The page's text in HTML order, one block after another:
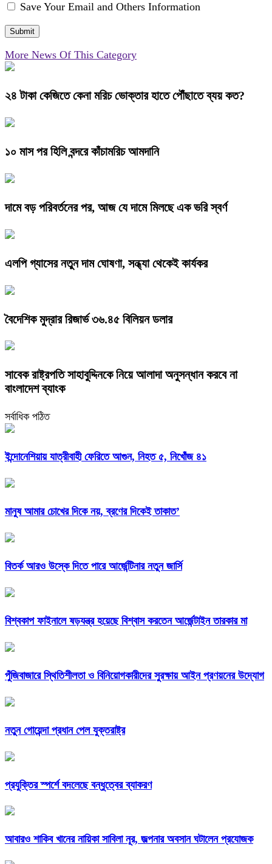
Save Your Email and Others Information
More News Of This Category
২৪ টাকা কেজিতে কেনা মরিচ ভোক্তার হাতে পৌঁছাতে ব্যয় কত?
১০ মাস পর হিলি বন্দরে কাঁচামরিচ আমদানি
দামে বড় পরিবর্তনের পর, আজ যে দামে মিলছে এক ভরি স্বর্ণ
এলপি গ্যাসের নতুন দাম ঘোষণা, সন্ধ্যা থেকেই কার্যকর
বৈদেশিক মুদ্রার রিজার্ভ ৩৬.৪৫ বিলিয়ন ডলার
সাবেক রাষ্ট্রপতি সাহাবুদ্দিনকে নিয়ে আলাদা অনুসন্ধান করবে না
বাংলাদেশ ব্যাংক
সর্বাধিক পঠিত
ইন্দোনেশিয়ায় যাত্রীবাহী ফেরিতে আগুন, নিহত ৫, নিখোঁজ ৪১
মানুষ আমার চোখের দিকে নয়, ব্রণের দিকেই তাকাত’
বিতর্ক আরও উস্কে দিতে পারে আর্জেন্টিনার নতুন জার্সি
বিশ্বকাপ ফাইনালে ষড়যন্ত্র হয়েছে বিশ্বাস করতেন আর্জেন্টাইন তারকার মা
পুঁজিবাজারে স্থিতিশীলতা ও বিনিয়োগকারীদের সুরক্ষায় আইন প্রণয়নের উদ্যোগ
নতুন গোয়েন্দা প্রধান পেল যুক্তরাষ্ট্র
প্রযুক্তির স্পর্শে বদলেছে বন্ধুত্বের ব্যাকরণ
আবারও শাকিব খানের নায়িকা সাবিলা নূর, জল্পনার অবসান ঘটালেন প্রযোজক